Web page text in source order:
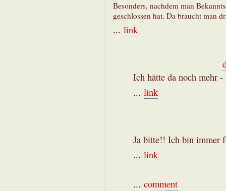
Besonders, nachdem man
geschlossen hat. Da braucht man
... link
Ich hätte da noch mehr -
... link
Ja bitte!! Ich bin immer
... link
... comment